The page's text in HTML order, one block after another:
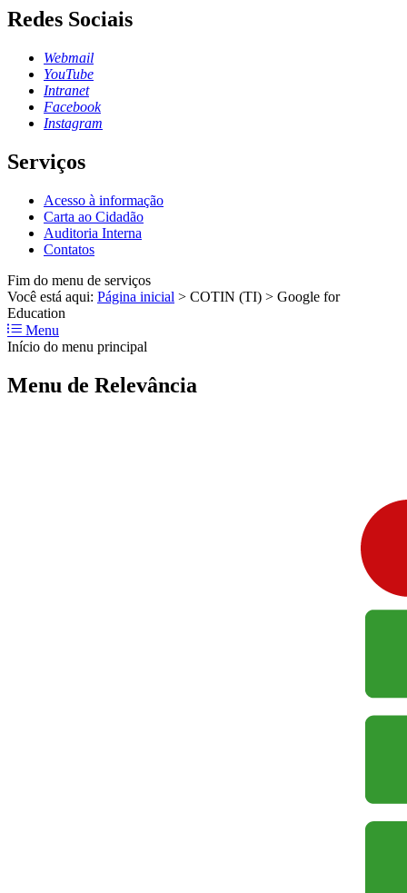
Redes Sociais
Webmail
YouTube
Intranet
Facebook
Instagram
Serviços
Acesso à informação
Carta ao Cidadão
Auditoria Interna
Contatos
Fim do menu de serviços
Você está aqui: Página inicial > COTIN (TI) > Google for
Education
Menu
Início do menu principal
Menu de Relevância